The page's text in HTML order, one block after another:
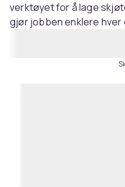
verktøyet for å lage
gjør jobben enklere hver